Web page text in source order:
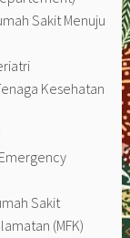
Sakit Menuju
Kesehatan
Sakit
(MFK)